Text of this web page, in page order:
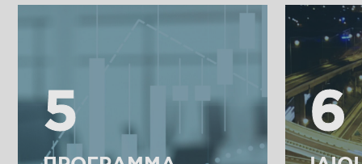
5
5 6
6